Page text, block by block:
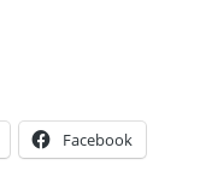
Facebook